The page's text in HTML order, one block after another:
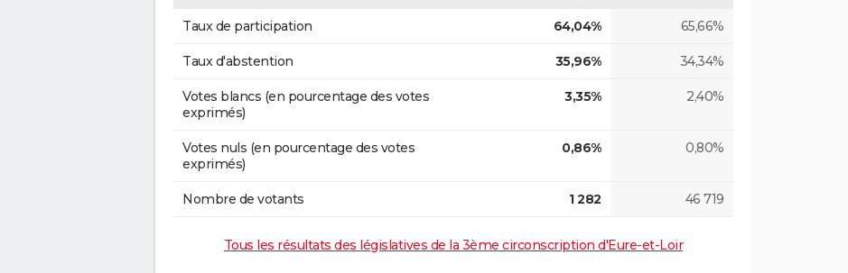
Taux de participation 64,04% 65,66%
Taux d'abstention 35,96% 34,34%
Votes blancs (en pourcentage des votes
exprimés)
3,35% 2,40%
Votes nuls (en pourcentage des votes
exprimés)
0,86% 0,80%
Nombre de votants 1 282 46 719
Tous les résultats des législatives de la 3ème circonscription d'Eure-et-Loir